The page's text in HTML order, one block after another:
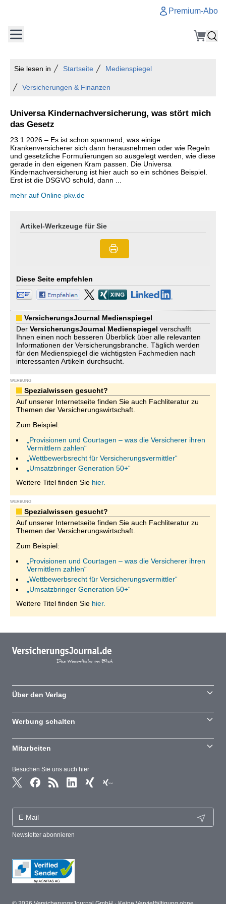
Premium-Abo
Sie lesen in Startseite Medienspiegel
Versicherungen & Finanzen
Universa Kindernachversicherung, was stört mich
das Gesetz
23.1.2026 – Es ist schon spannend, was einige
Krankenversicherer sich dann herausnehmen oder wie Regeln
und gesetzliche Formulierungen so ausgelegt werden, wie diese
gerade in den eigenen Kram passen. Die Universa
Kindernachversicherung ist hier auch so ein schönes Beispiel.
Erst ist die DSGVO schuld, dann ...
mehr auf Online-pkv.de
Artikel-Werkzeuge für Sie
Diese Seite empfehlen
VersicherungsJournal Medienspiegel
Der VersicherungsJournal Medienspiegel verschafft
Ihnen einen noch besseren Überblick über alle relevanten
Informationen der Versicherungsbranche. Täglich werden
für den Medienspiegel die wichtigsten Fachmedien nach
interessanten Artikeln durchsucht.
WERBUNG
Spezialwissen gesucht?
Auf unserer Internetseite finden Sie auch Fachliteratur zu
Themen der Versicherungswirtschaft.
Zum Beispiel:
„Provisionen und Courtagen – was die Versicherer ihren
Vermittlern zahlen“
„Wettbewerbsrecht für Versicherungsvermittler“
„Umsatzbringer Generation 50+“
Weitere Titel finden Sie hier.
WERBUNG
Spezialwissen gesucht?
Auf unserer Internetseite finden Sie auch Fachliteratur zu
Themen der Versicherungswirtschaft.
Zum Beispiel:
„Provisionen und Courtagen – was die Versicherer ihren
Vermittlern zahlen“
„Wettbewerbsrecht für Versicherungsvermittler“
„Umsatzbringer Generation 50+“
Weitere Titel finden Sie hier.
Besuchen Sie uns auch hier
Newsletter abonnieren
Über den Verlag
Werbung schalten
Mitarbeiten